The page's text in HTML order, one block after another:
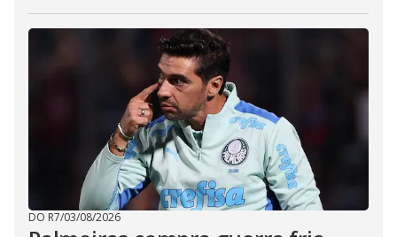
DO R7/03/08/2026